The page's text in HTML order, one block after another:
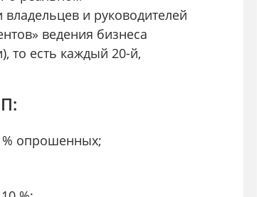
и руководителей
ведения бизнеса
то есть каждый 20-й,
% опрошенных;